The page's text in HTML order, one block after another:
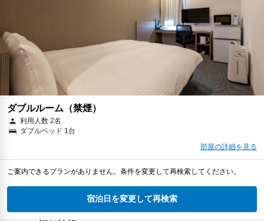
ダブルルーム（禁煙）
利用人数 2名
ダブルベッド 1台
部屋の詳細を見る
ご案内できるプランがありません。条件を変更して再検索してください。
宿泊日を変更して再検索